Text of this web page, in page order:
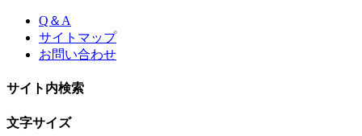
Skip
content
Q＆A
サイトマップ
お問い合わせ
サイト内検索
文字サイズ